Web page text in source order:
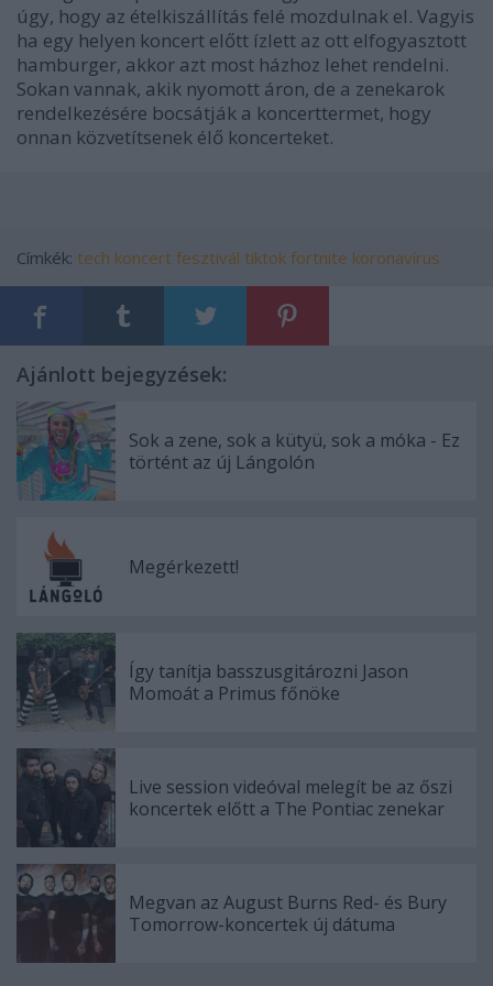
úgy, hogy az ételkiszállítás felé mozdulnak el. Vagyis
ha egy helyen koncert előtt ízlett az ott elfogyasztott
hamburger, akkor azt most házhoz lehet rendelni.
Sokan vannak, akik nyomott áron, de a zenekarok
rendelkezésére bocsátják a koncerttermet, hogy
onnan közvetítsenek élő koncerteket.
Címkék: tech koncert fesztivál tiktok fortnite koronavírus
Ajánlott bejegyzések:
Sok a zene, sok a kütyü, sok a móka - Ez
történt az új Lángolón
Megérkezett!
Így tanítja basszusgitározni Jason
Momoát a Primus főnöke
Live session videóval melegít be az őszi
koncertek előtt a The Pontiac zenekar
Megvan az August Burns Red- és Bury
Tomorrow-koncertek új dátuma